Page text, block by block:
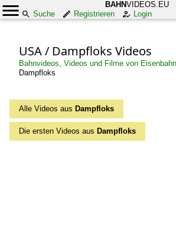
BAHNVIDEOS.EU
Suche
Registrieren Login
USA / Dampfloks Videos
Bahnvideos, Videos und Filme von
Dampfloks
Alle Videos aus Dampfloks
Die ersten Videos aus Dampfloks